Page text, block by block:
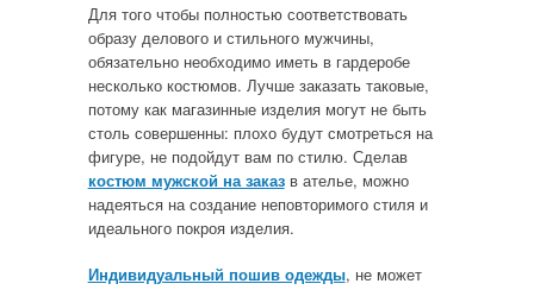
Для того чтобы полностью соответствовать
образу делового и стильного мужчины,
обязательно необходимо иметь в гардеробе
несколько костюмов. Лучше заказать таковые,
потому как магазинные изделия могут не быть
столь совершенны: плохо будут смотреться на
фигуре, не подойдут вам по стилю. Сделав
костюм мужской на заказв ателье, можно
надеяться на создание неповторимого стиля и
идеального покроя изделия.
Индивидуальный пошив одежды, не может